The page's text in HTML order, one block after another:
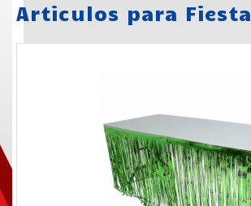
Articulos para Fiesta